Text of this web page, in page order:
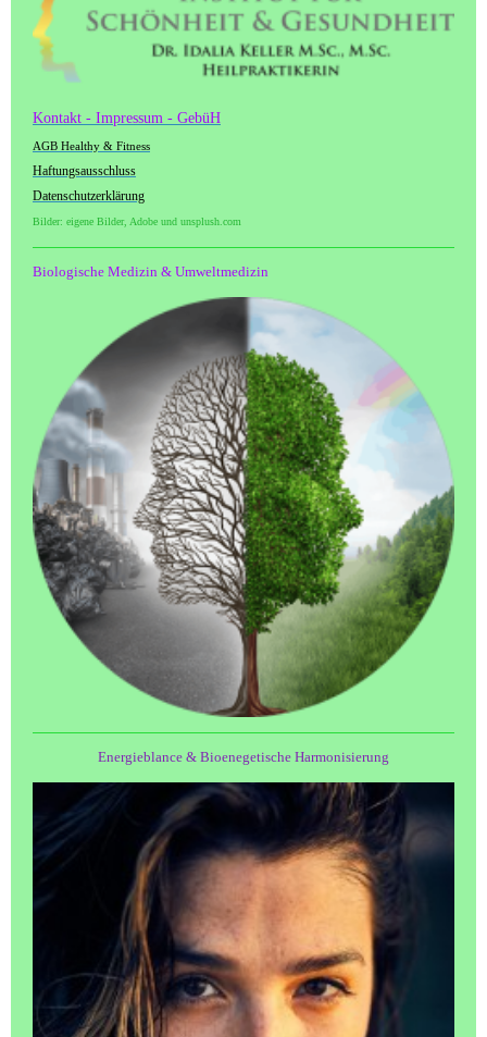
Kontakt - Impressum - GebüH
AGB Healthy & Fitness
Haftungsausschluss
Datenschutzerklärung
Bilder: eigene Bilder, Adobe und unsplush.com
Biologische Medizin & Umweltmedizin
Energieblance & Bioenegetische Harmonisierung